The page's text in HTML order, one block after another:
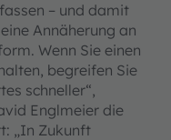
– und damit
Annäherung an
Wenn Sie einen
begreifen Sie
schneller“,
Englmeier die
„In Zukunft